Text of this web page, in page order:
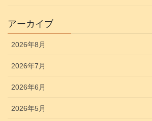
アーカイブ
2026年8月
2026年7月
2026年6月
2026年5月